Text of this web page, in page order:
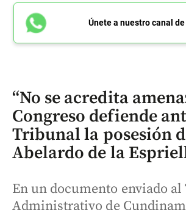
Únete a nuestro canal
“No se acredita
Congreso defiende
Tribunal la posesión
Abelardo de la
En un documento enviado
Administrativo de